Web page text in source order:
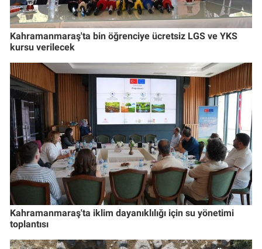
Kahramanmaraş'ta bin öğrenciye ücretsiz LGS ve YKS
kursu verilecek
Kahramanmaraş'ta iklim dayanıklılığı için su yönetimi
toplantısı